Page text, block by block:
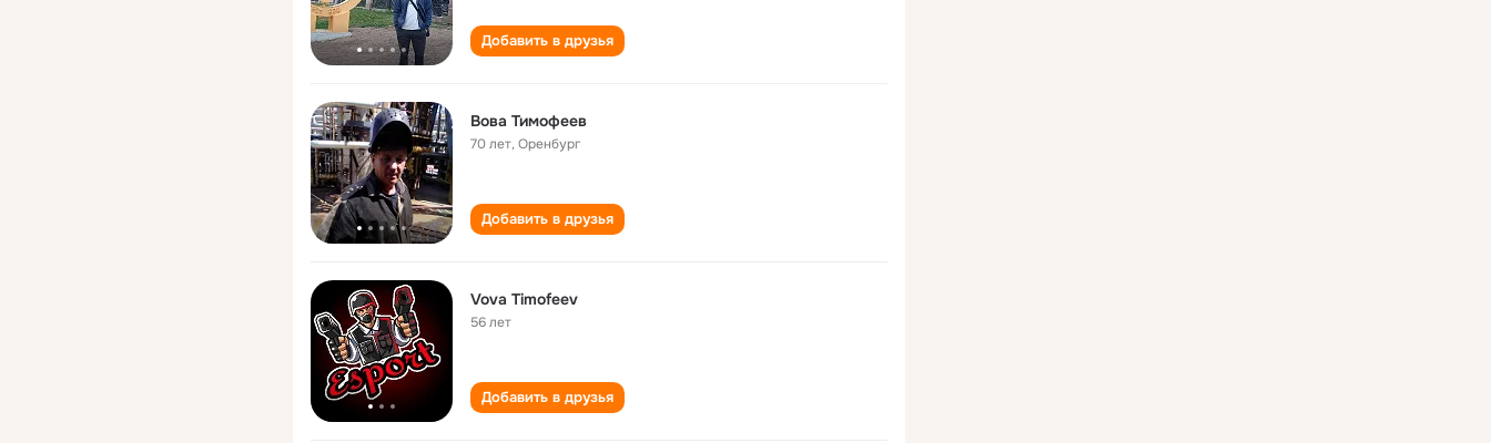
Добавить в друзья
Вова Тимофеев
70 лет,Оренбург
Добавить в друзья
Vova Timofeev
56 лет
Добавить в друзья